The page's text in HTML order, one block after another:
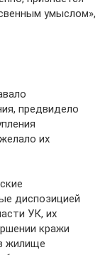
умыслом»,
предвидело
их
диспозицией
УК, их
кражи
жилище